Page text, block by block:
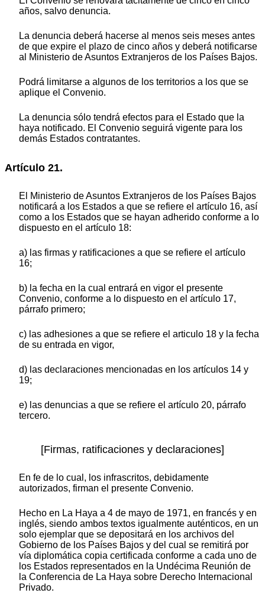
años, salvo denuncia.
La denuncia deberá hacerse al menos seis meses antes
de que expire el plazo de cinco años y deberá notificarse
al Ministerio de Asuntos Extranjeros de los Países Bajos.
Podrá limitarse a algunos de los territorios a los que se
aplique el Convenio.
La denuncia sólo tendrá efectos para el Estado que la
haya notificado. El Convenio seguirá vigente para los
demás Estados contratantes.
Artículo 21.
El Ministerio de Asuntos Extranjeros de los Países Bajos
notificará a los Estados a que se refiere el artículo 16, así
como a los Estados que se hayan adherido conforme a lo
dispuesto en el artículo 18:
a) las firmas y ratificaciones a que se refiere el artículo
16;
b) la fecha en la cual entrará en vigor el presente
Convenio, conforme a lo dispuesto en el artículo 17,
párrafo primero;
c) las adhesiones a que se refiere el articulo 18 y la fecha
de su entrada en vigor,
d) las declaraciones mencionadas en los artículos 14 y
19;
e) las denuncias a que se refiere el artículo 20, párrafo
tercero.
[Firmas, ratificaciones y declaraciones]
En fe de lo cual, los infrascritos, debidamente
autorizados, firman el presente Convenio.
Hecho en La Haya a 4 de mayo de 1971, en francés y en
inglés, siendo ambos textos igualmente auténticos, en un
solo ejemplar que se depositará en los archivos del
Gobierno de los Países Bajos y del cual se remitirá por
vía diplomática copia certificada conforme a cada uno de
los Estados representados en la Undécima Reunión de
la Conferencia de La Haya sobre Derecho Internacional
Privado.